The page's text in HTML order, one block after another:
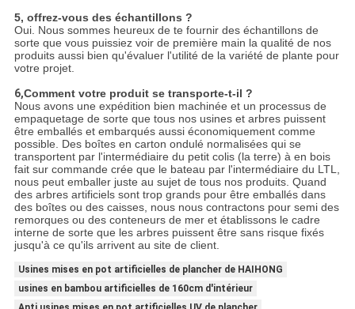
5, offrez-vous des échantillons ?
Oui. Nous sommes heureux de te fournir des échantillons de
sorte que vous puissiez voir de première main la qualité de nos
produits aussi bien qu'évaluer l'utilité de la variété de plante pour
votre projet.
6,Comment votre produit se transporte-t-il ?
Nous avons une expédition bien machinée et un processus de
empaquetage de sorte que tous nos usines et arbres puissent
être emballés et embarqués aussi économiquement comme
possible. Des boîtes en carton ondulé normalisées qui se
transportent par l'intermédiaire du petit colis (la terre) à en bois
fait sur commande crée que le bateau par l'intermédiaire du LTL,
nous peut emballer juste au sujet de tous nos produits. Quand
des arbres artificiels sont trop grands pour être emballés dans
des boîtes ou des caisses, nous nous contractons pour semi des
remorques ou des conteneurs de mer et établissons le cadre
interne de sorte que les arbres puissent être sans risque fixés
jusqu'à ce qu'ils arrivent au site de client.
Usines mises en pot artificielles de plancher de HAIHONG
usines en bambou artificielles de 160cm d'intérieur